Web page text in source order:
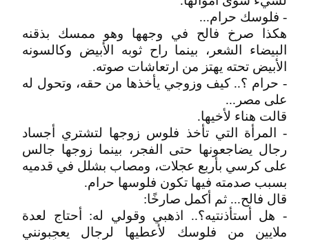
- فلوسك حرام...
هكذا صرخ فالح في وجهها وهو ممسك بذقنه
البيضاء الشعر، بينما راح ثوبه الأبيض وكالسونه
الأبيض تحته يهتز من ارتعاشات صوته.
- حرام ؟.. كيف وزوجي يأخذها من حقه، وتحول له
على مصر...
قالت هناء لأخيها.
- المرأة التي تأخذ فلوس زوجها لتشتري أجساد
رجال يضاجعونها حتى الفجر، بينما زوجها جالس
على كرسي بأربع عجلات، ومصاب بشلل في قدميه
بسبب صدمته فيها تكون فلوسها حرام.
قال فالح... ثم أكمل صارخًا:
- هل أستأذنتيه؟.. اذهبي وقولي له: أحتاج لعدة
ملايين من فلوسك لأعطيها لرجال يعجبونني